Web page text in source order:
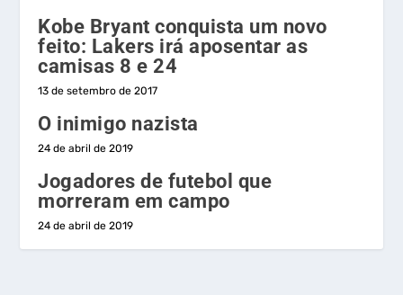
Kobe Bryant conquista um novo
feito: Lakers irá aposentar as
camisas 8 e 24
13 de setembro de 2017
O inimigo nazista
24 de abril de 2019
Jogadores de futebol que
morreram em campo
24 de abril de 2019